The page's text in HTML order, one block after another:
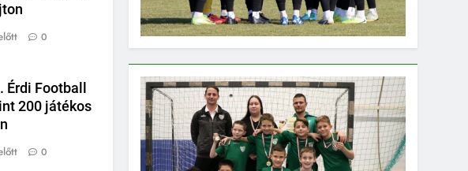
0
Football
200 játékos
0